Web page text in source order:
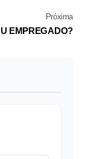
Próxima
EMPREGADO?